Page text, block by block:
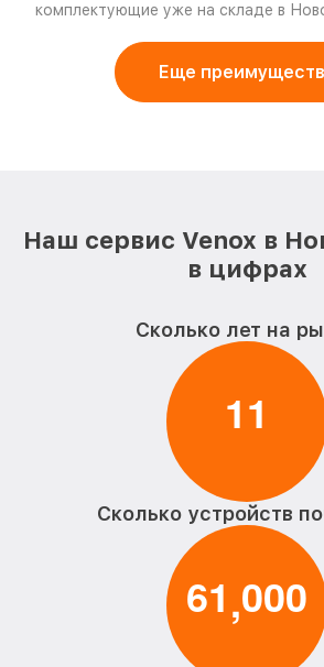
комплектующие уже на складе в
Еще
Наш сервис Venox в
в цифрах
Сколько лет на
11
Сколько устройств
61,000